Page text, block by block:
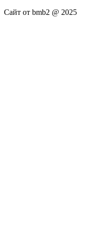
Сайт от bmb2 @ 2025